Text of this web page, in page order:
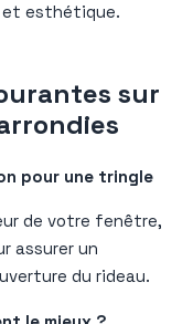
et esthétique.
sur
pour une tringle
de votre fenêtre,
assurer un
du rideau.